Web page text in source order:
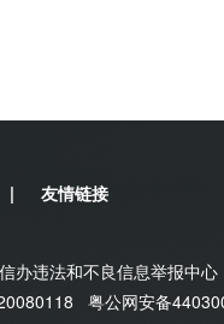
|
友情链接
办违法和不良信息举报中心
粤公网安备